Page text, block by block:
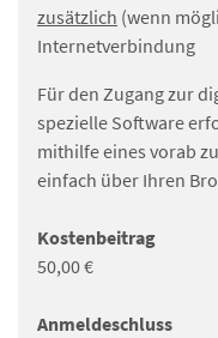
zusätzlich (wenn
Internetverbindung
Für den Zugang zur
spezielle Software
mithilfe eines vorab
einfach über Ihren
Kostenbeitrag
50,00 €
Anmeldeschluss